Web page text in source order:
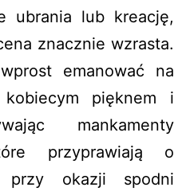
ubrania lub kreację,
znacznie wzrasta.
emanować na
pięknem i
mankamenty
przyprawiają o
przy okazji spodni